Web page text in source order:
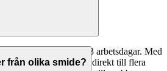
oftast av sig inom 1–3 arbetsdagar. Med
du skicka förfrågningar direkt till flera
från olika smide?